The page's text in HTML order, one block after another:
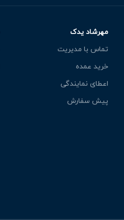
مهرشاد یدک
تماس با مدیریت
خرید عمده
اعطای نمایندگی
پیش سفارش